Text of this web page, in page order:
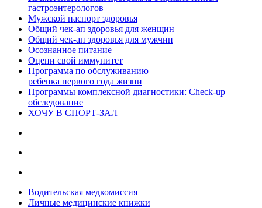
гастроэнтерологов
Мужской паспорт здоровья
Общий чек-ап здоровья для женщин
Общий чек-ап здоровья для мужчин
Осознанное питание
Оцени свой иммунитет
Программа по обслуживанию
ребенка первого года жизни
Программы комплексной диагностики: Check-up
обследование
ХОЧУ В CПОРТ-ЗАЛ
Водительская медкомиссия
Личные медицинские книжки